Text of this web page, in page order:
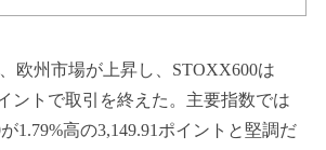
欧州市場が上昇し、STOXX600は
ントで取引を終えた。主要指数では
1.79%高の3,149.91ポイントと堅調だ